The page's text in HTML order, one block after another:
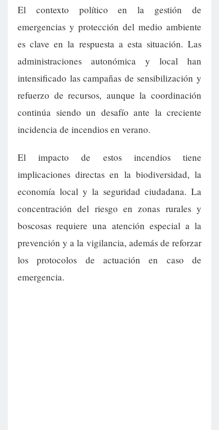
El contexto político en la gestión de
emergencias y protección del medio ambiente
es clave en la respuesta a esta situación. Las
administraciones autonómica y local han
intensificado las campañas de sensibilización y
refuerzo de recursos, aunque la coordinación
continúa siendo un desafío ante la creciente
incidencia de incendios en verano.
El impacto de estos incendios tiene
implicaciones directas en la biodiversidad, la
economía local y la seguridad ciudadana. La
concentración del riesgo en zonas rurales y
boscosas requiere una atención especial a la
prevención y a la vigilancia, además de reforzar
los protocolos de actuación en caso de
emergencia.